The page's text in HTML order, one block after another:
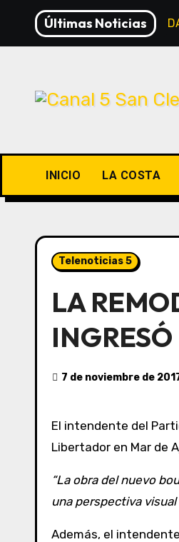
contenido
Últimas Noticias
LEY DE
INICIO LA COSTA
Telenoticias 5
LA
7 de noviembre de
El intendente del Partido de La Costa, Juan Pablo de Jesús, recorrió los trabajos finales de la remodelación integral del boulevard de Avenida
Libertador en Mar de
“La obra del nuevo
una perspectiva
Además, el